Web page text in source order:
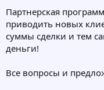
Партнерская
приводить новых
суммы сделки и тем
деньги!
Все вопросы и